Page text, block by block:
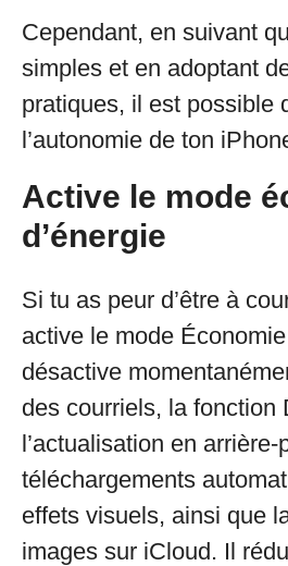
Cependant, en suivant
simples et en adoptant
pratiques, il est possible
l’autonomie de ton
Active le mode
d’énergie
Si tu as peur d’être à
active le mode
désactive
des courriels, la fonction
l’actualisation en arrière-
téléchargements
effets visuels, ainsi que
images sur iCloud. Il